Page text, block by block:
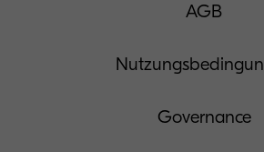
AGB
Governance